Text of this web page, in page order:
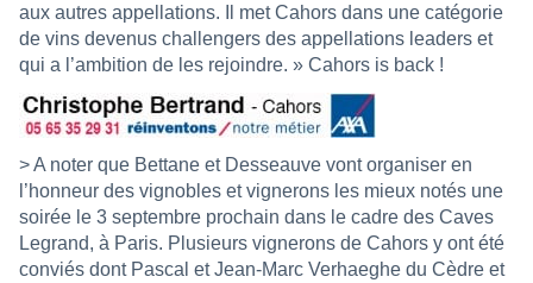
aux autres appellations. Il met Cahors dans une catégorie
de vins devenus challengers des appellations leaders et
qui a l’ambition de les rejoindre. » Cahors is back !
> A noter que Bettane et Desseauve vont organiser en
l’honneur des vignobles et vignerons les mieux notés une
soirée le 3 septembre prochain dans le cadre des Caves
Legrand, à Paris. Plusieurs vignerons de Cahors y ont été
conviés dont Pascal et Jean-Marc Verhaeghe du Cèdre et